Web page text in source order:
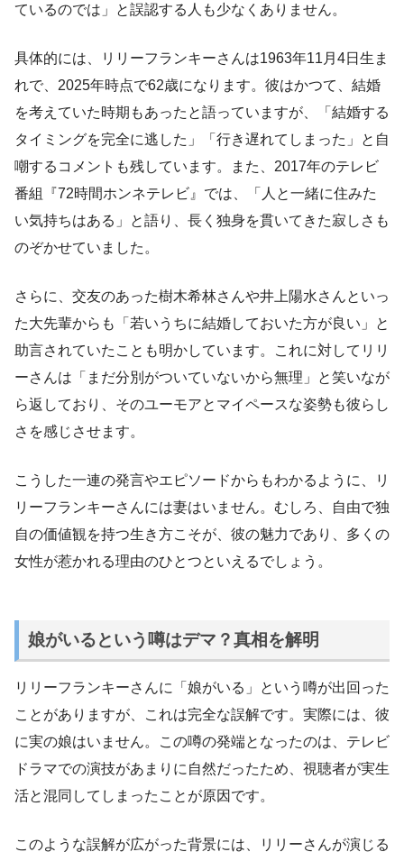
ているのでは」と誤認する人も少なくありません。
具体的には、リリーフランキーさんは1963年11月4日生ま
れで、2025年時点で62歳になります。彼はかつて、結婚
を考えていた時期もあったと語っていますが、「結婚する
タイミングを完全に逃した」「行き遅れてしまった」と自
嘲するコメントも残しています。また、2017年のテレビ
番組『72時間ホンネテレビ』では、「人と一緒に住みた
い気持ちはある」と語り、長く独身を貫いてきた寂しさも
のぞかせていました。
さらに、交友のあった樹木希林さんや井上陽水さんといっ
た大先輩からも「若いうちに結婚しておいた方が良い」と
助言されていたことも明かしています。これに対してリリ
ーさんは「まだ分別がついていないから無理」と笑いなが
ら返しており、そのユーモアとマイペースな姿勢も彼らし
さを感じさせます。
こうした一連の発言やエピソードからもわかるように、リ
リーフランキーさんには妻はいません。むしろ、自由で独
自の価値観を持つ生き方こそが、彼の魅力であり、多くの
女性が惹かれる理由のひとつといえるでしょう。
娘がいるという噂はデマ？真相を解明
リリーフランキーさんに「娘がいる」という噂が出回った
ことがありますが、これは完全な誤解です。実際には、彼
に実の娘はいません。この噂の発端となったのは、テレビ
ドラマでの演技があまりに自然だったため、視聴者が実生
活と混同してしまったことが原因です。
このような誤解が広がった背景には、リリーさんが演じる